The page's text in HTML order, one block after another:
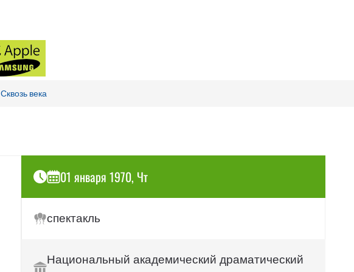
Сквозь века
01 января 1970, Чт
спектакль
Национальный академический драматический